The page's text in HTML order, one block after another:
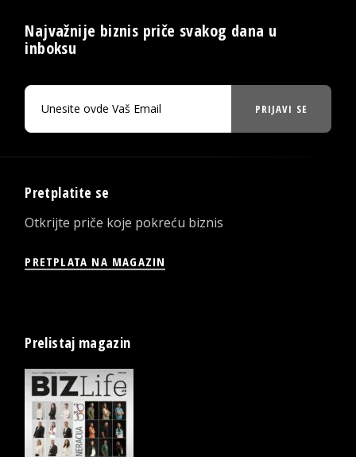
Najvažnije biznis priče svakog dana u
inboksu
PRIJAVI SE
Pretplatite se
Otkrijte priče koje pokreću biznis
PRETPLATA NA MAGAZIN
Prelistaj magazin